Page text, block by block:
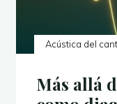
Acústica del
Más allá